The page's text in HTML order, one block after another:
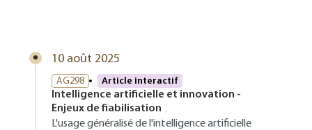
10 août 2025
AG298 Article interactif
Intelligence artificielle et innovation -
Enjeux de fiabilisation
L'usage généralisé de l'intelligence artificielle